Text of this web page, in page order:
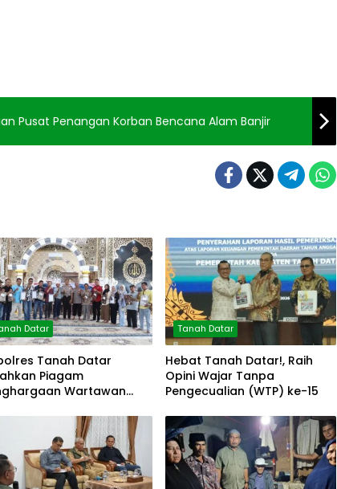
Pusat Penangan Korban Bencana Alam Banjir
Datar
Tanah Datar
Piagam
Wartawan
Tanah Datar
Hebat Tanah Datar!, Raih
Opini Wajar Tanpa
Pengecualian (WTP) ke-15